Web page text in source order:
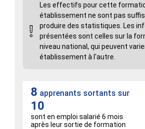
Les effectifs pour cette
établissement ne sont pas
produire des statistiques. Les
présentées sont celles sur la
niveau national, qui peuvent
établissement à l'autre.
8 apprenants sortants sur
10
sont en emploi salarié 6 mois
après leur sortie de formation